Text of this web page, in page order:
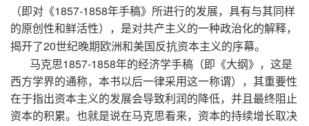
（即对《1857-1858年手稿》所进行的发展，具有与其同样
的原创性和鲜活性），是对共产主义的一种政治化的解释，
揭开了20世纪晚期欧洲和美国反抗资本主义的序幕。
马克思1857-1858年的经济学手稿（即《大纲》，这是
西方学界的通称，本书以后一律采用这一称谓），其重要性
在于指出资本主义的发展会导致利润的降低，并且最终阻止
资本的积累。也就是说在马克思看来，资本的持续增长取决